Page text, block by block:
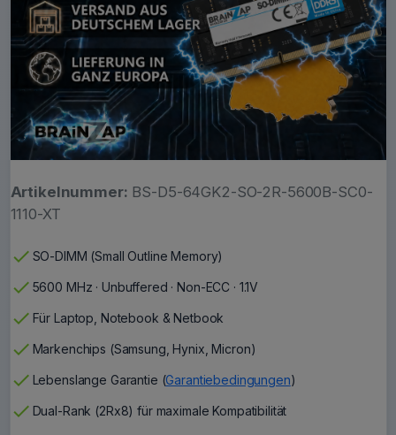
Artikelnummer: BS-D5-64GK2-SO-2R-5600B-SC0-
1110-XT
check SO-DIMM (Small Outline Memory)
check 5600 MHz · Unbuffered · Non-ECC · 1.1V
check Für Laptop, Notebook & Netbook
check Markenchips (Samsung, Hynix, Micron)
check Lebenslange Garantie (Garantiebedingungen)
check Dual-Rank (2Rx8) für maximale Kompatibilität